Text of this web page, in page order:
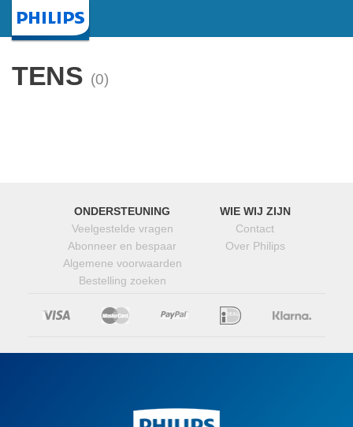
TENS (0)
ONDERSTEUNING
Veelgestelde vragen
Abonneer en bespaar
Algemene voorwaarden
Bestelling zoeken
WIE WIJ ZIJN
Contact
Over Philips